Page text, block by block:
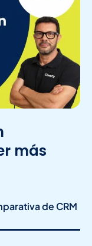
más
de CRM